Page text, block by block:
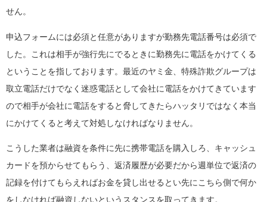
せん。
申込フォームには必須と任意がありますが勤務先電話番号は必須で
した。これは相手が強行先にでるときに勤務先に電話をかけてくる
ということを指しております。最近のヤミ金、特殊詐欺グループは
取立電話だけでなく迷惑電話として会社に電話をかけてきています
ので相手が会社に電話をすると脅してきたらハッタリではなく本当
にかけてくると考えて対処しなければなりません。
こうした業者は融資を条件に先に携帯電話を購入しろ、キャッシュ
カードを預からせてもらう、返済履歴が必要だから週単位で返済の
記録を付けてもらえればお金を貸し出せるとい先にこちら側で何か
をしなければ融資しないというスタンスを取ってきます。